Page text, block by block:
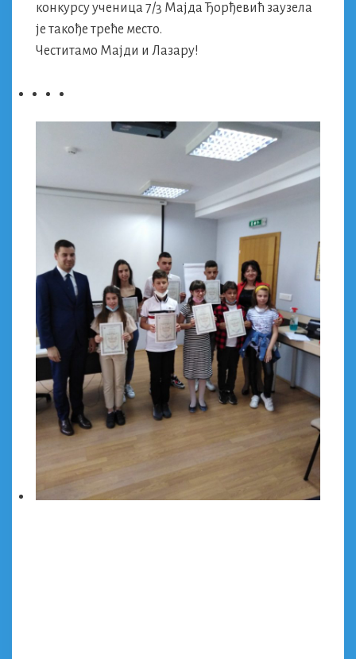
конкурсу ученица 7/3 Мајда Ђорђевић заузела
је такође треће место.
Честитамо Мајди и Лазару!